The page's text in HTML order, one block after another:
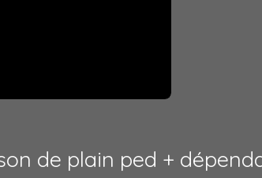
de plain ped +